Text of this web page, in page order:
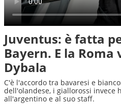
Juventus: è fatta
Bayern. E la Roma
Dybala
C'è l'accordo tra bavaresi e
dell'olandese, i giallorossi invece
all'argentino e al suo staff.